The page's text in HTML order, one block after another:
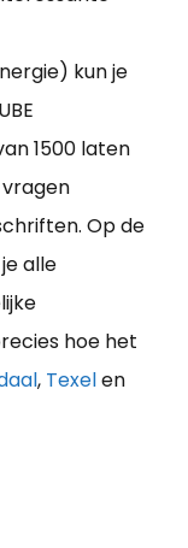
kun je
1500 laten
Op de
alle
hoe het
, Texelen